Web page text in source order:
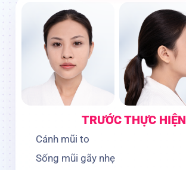
TRƯỚC THỰC HIỆN
Cánh mũi to
Sống mũi gãy nhẹ